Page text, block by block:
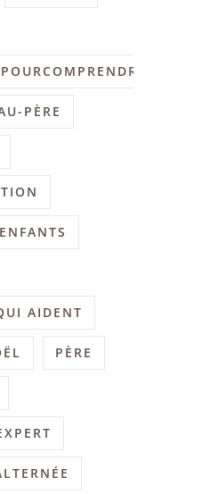
PÈRE
ENFANTS
AIDENT
PÈRE